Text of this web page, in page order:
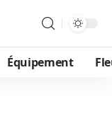
Équipement